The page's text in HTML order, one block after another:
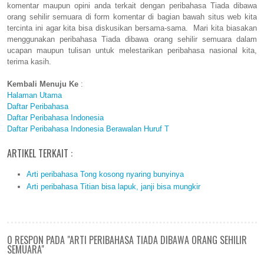
komentar maupun opini anda terkait dengan peribahasa Tiada dibawa
orang sehilir semuara di form komentar di bagian bawah situs web kita
tercinta ini agar kita bisa diskusikan bersama-sama. Mari kita biasakan
menggunakan peribahasa Tiada dibawa orang sehilir semuara dalam
ucapan maupun tulisan untuk melestarikan peribahasa nasional kita,
terima kasih.
Kembali Menuju Ke :
Halaman Utama
Daftar Peribahasa
Daftar Peribahasa Indonesia
Daftar Peribahasa Indonesia Berawalan Huruf T
ARTIKEL TERKAIT :
Arti peribahasa Tong kosong nyaring bunyinya
Arti peribahasa Titian bisa lapuk, janji bisa mungkir
0 RESPON PADA "ARTI PERIBAHASA TIADA DIBAWA ORANG SEHILIR
SEMUARA"